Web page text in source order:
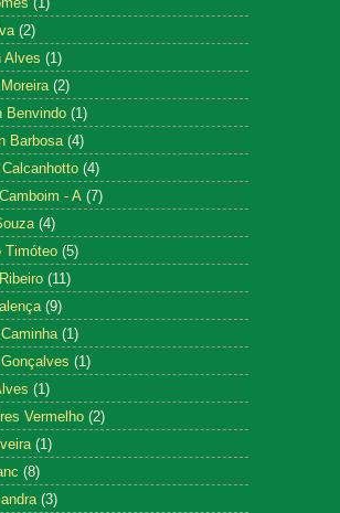
(2)
Alves (1)
(2)
Benvindo (1)
Barbosa (4)
(4)
- A (7)
(4)
Timóteo (5)
(11)
(9)
(1)
(1)
(1)
Vermelho (2)
(1)
(8)
(3)